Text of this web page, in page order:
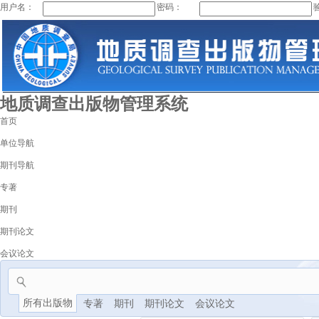
用户名： 密码：
地质调查出版物管理系统
首页
单位导航
期刊导航
专著
期刊
期刊论文
会议论文
所有出版物 专著 期刊 期刊论文 会议论文